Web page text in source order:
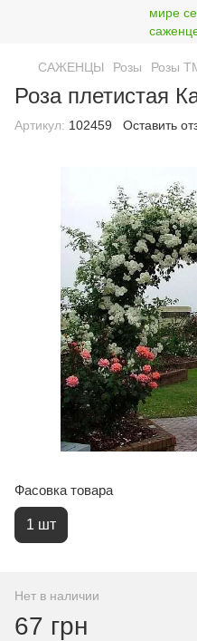
САЖЕНЦЫ Розы Розы
Роза плетистая
Артикул: 102459 Оставить
Фасовка товара
1 шт
Нет в наличии
67 грн